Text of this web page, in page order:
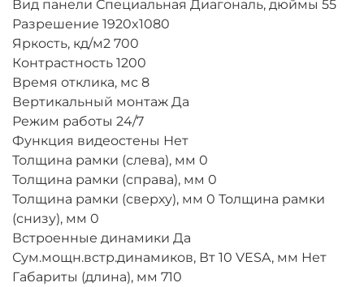
Вид панели Специальная Диагональ, дюймы 55
Разрешение 1920x1080
Яркость, кд/м2 700
Контрастность 1200
Время отклика, мс 8
Вертикальный монтаж Да
Режим работы 24/7
Функция видеостены Нет
Толщина рамки (слева), мм 0
Толщина рамки (справа), мм 0
Толщина рамки (сверху), мм 0 Толщина рамки
(снизу), мм 0
Встроенные динамики Да
Сум.мощн.встр.динамиков, Вт 10 VESA, мм Нет
Габариты (длина), мм 710